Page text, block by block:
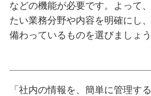
などの機能が必要です。よって
たい業務分野や内容を明確にし
備わっているものを選びましょう
「社内の情報を、簡単に管理す